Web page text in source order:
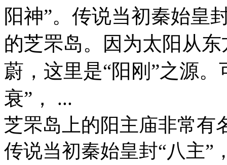
阳神”。传说当初秦始皇
的芝罘岛。因为太阳从
蔚，这里是“阳刚”之源
衰”， ...
芝罘岛上的阳主庙非常有
传说当初秦始皇封“八主”